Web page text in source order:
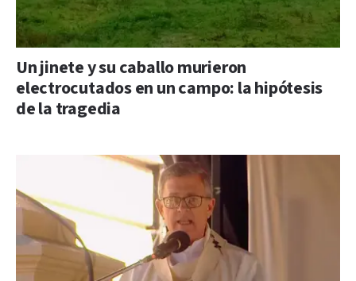
Un jinete y su caballo murieron
electrocutados en un campo: la hipótesis
de la tragedia